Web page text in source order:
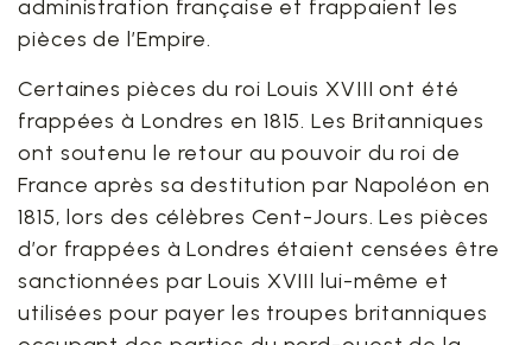
administration française et frappaient les
pièces de l’Empire.
Certaines pièces du roi Louis XVIII ont été
frappées à Londres en 1815. Les Britanniques
ont soutenu le retour au pouvoir du roi de
France après sa destitution par Napoléon en
1815, lors des célèbres Cent-Jours. Les pièces
d’or frappées à Londres étaient censées être
sanctionnées par Louis XVIII lui-même et
utilisées pour payer les troupes britanniques